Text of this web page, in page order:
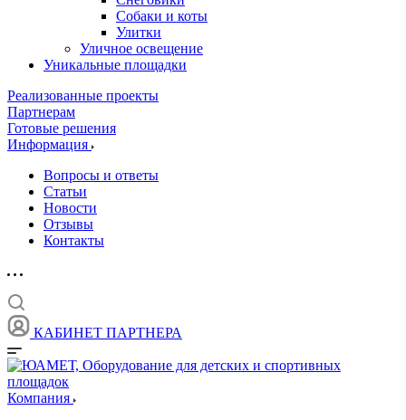
Собаки и коты
Улитки
Уличное освещение
Уникальные площадки
Реализованные проекты
Партнерам
Готовые решения
Информация
Вопросы и ответы
Статьи
Новости
Отзывы
Контакты
КАБИНЕТ ПАРТНЕРА
Компания